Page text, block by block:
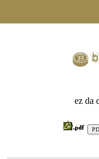
ez da